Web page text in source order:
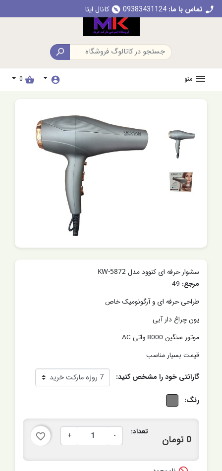
call تماس با ما: 09383431124
explore کانال ایتا

منو account_circle
shopping_basket
0
سشوار حرفه ای کنوود مدل KW-5872
مرجع:
طراحی حرفه ای و آرگونومیک خاص
یون چراغ دار آبی
موتور سنگین 8000 واتی AC
قیمت بسیار مناسب
گارانتی خود را مشخص کنید:
رنگ:
0 تومان
تعداد: -
+
favorite_border